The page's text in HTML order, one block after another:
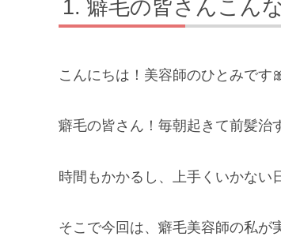
癖毛の皆さんこん
こんにちは！美容師のひとみです
癖毛の皆さん！毎朝起きて前髪治
時間もかかるし、上手くいかない
そこで今回は、癖毛美容師の私が